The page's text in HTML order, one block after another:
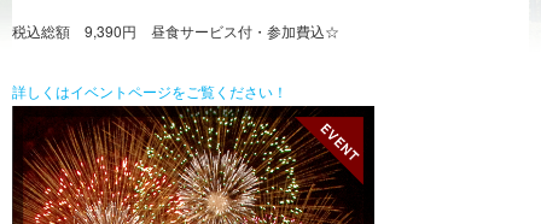
税込総額 9,390円 昼食サービス付・参加費込☆
詳しくはイベントページをご覧ください！